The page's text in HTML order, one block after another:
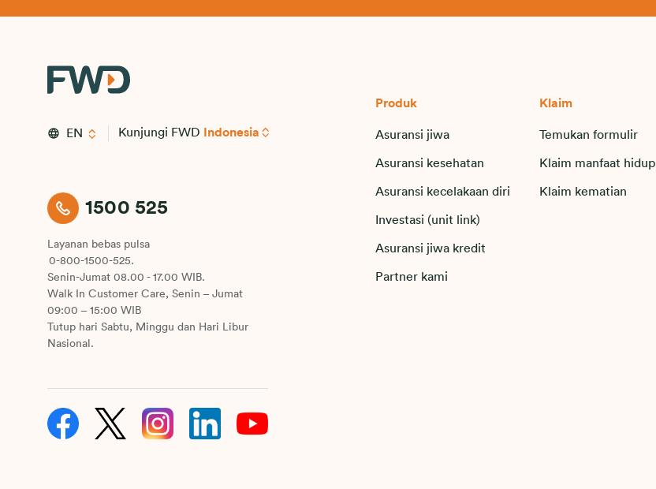
EN Kunjungi FWD Indonesia
1500 525
Layanan bebas pulsa
0-800-1500-525.
Senin-Jumat 08.00 - 17.00 WIB.
Walk In Customer Care, Senin – Jumat
09:00 – 15:00 WIB
Tutup hari Sabtu, Minggu dan Hari Libur
Nasional.
Produk
Asuransi jiwa
Asuransi kesehatan
Asuransi kecelakaan diri
Investasi (unit link)
Asuransi jiwa kredit
Partner kami
Klaim
Temukan formulir
Klaim manfaat hidup
Klaim kematian